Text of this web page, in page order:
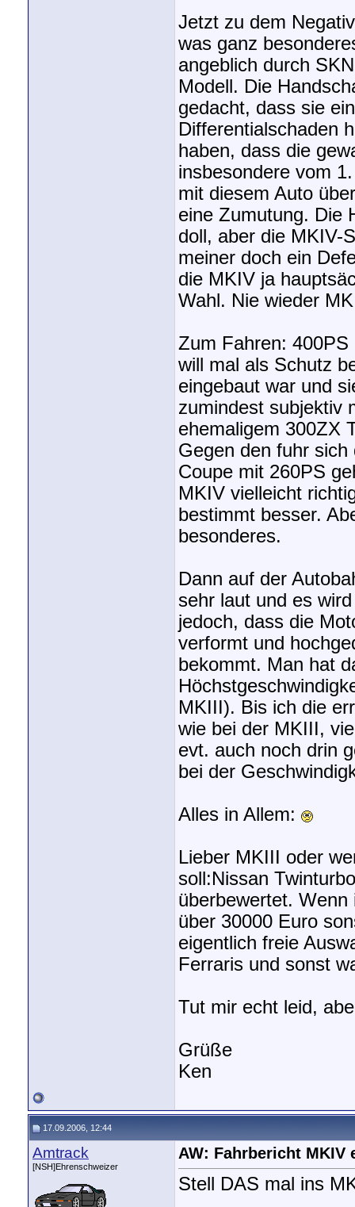
Jetzt zu dem
was ganz
angeblich durch
Modell. Die
gedacht, dass sie
Differentialschaden
haben, dass die
insbesondere vom
mit diesem Auto
eine Zumutung. Die
doll, aber die MKIV-
meiner doch ein
die MKIV ja
Wahl. Nie wieder
Zum Fahren:
will mal als Schutz
eingebaut war und
zumindest subjektiv
ehemaligem 300ZX
Gegen den fuhr
Coupe mit 260PS
MKIV vielleicht
bestimmt besser.
besonderes.
Dann auf der
sehr laut und es
jedoch, dass die
verformt und
bekommt. Man hat
MKIII). Bis ich die
wie bei der MKIII,
evt. auch noch drin
bei der
Alles in Allem:
Lieber MKIII oder
soll:Nissan
überbewertet.
über 30000 Euro
eigentlich freie
Ferraris und sonst
Tut mir echt leid,
Grüße
Ken
17.09.2006, 12:44
Amtrack
[NSH]Ehrenschweizer
AW: Fahrbericht MKIV
Stell DAS mal ins